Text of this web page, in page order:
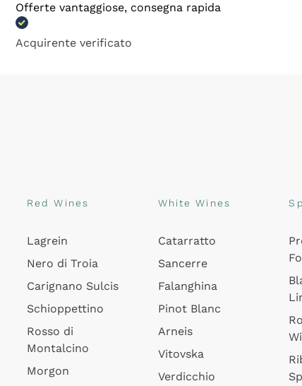
Offerte vantaggiose, consegna rapida
Acquirente verificato
Red Wines
Lagrein
Nero di Troia
Carignano Sulcis
Schioppettino
Rosso di
Montalcino
Morgon
White Wines
Catarratto
Sancerre
Falanghina
Pinot Blanc
Arneis
Vitovska
Verdicchio